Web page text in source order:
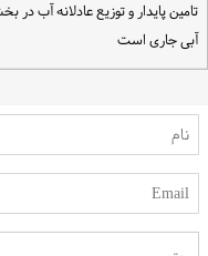
تامین پایدار و توزیع عادلانه آب در
آبی جاری است